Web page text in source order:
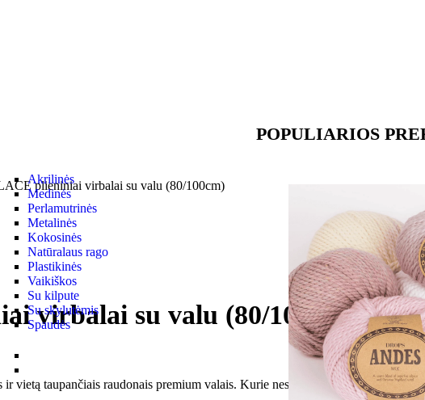
Akrilinės
Medinės
Perlamutrinės
Metalinės
Kokosinės
Natūralaus rago
Plastikinės
Vaikiškos
Su kilpute
Su skylutėmis
Spaudės
POPULIARIOS
plieniniai virbalai su valu (80/100cm)
virbalai su valu (80/100cm)
taupančiais raudonais premium valais. Kurie nesusisuka ir gali būti vėl ir